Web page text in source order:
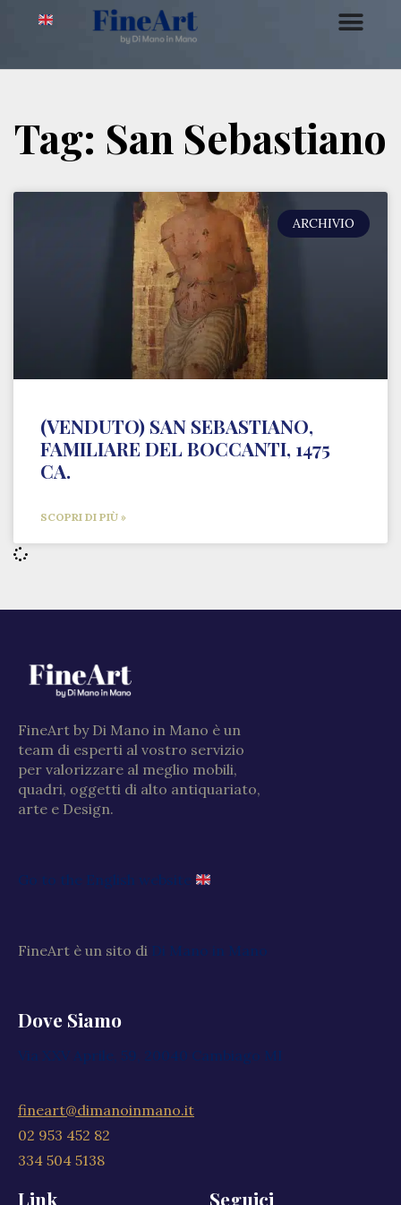
Tag: San Sebastiano
ARCHIVIO
(VENDUTO) SAN SEBASTIANO,
FAMILIARE DEL BOCCANTI, 1475
CA.
SCOPRI DI PIÙ »
FineArt by Di Mano in Mano è un
team di esperti al vostro servizio
per valorizzare al meglio mobili,
quadri, oggetti di alto antiquariato,
arte e Design.
Go to the English website
FineArt è un sito di Di Mano in Mano
Dove Siamo
Via XXV Aprile, 59, 20040 Cambiago MI
fineart@dimanoinmano.it
02 953 452 82
334 504 5138
Link Seguici